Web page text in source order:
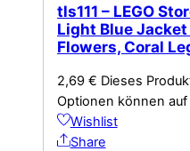
tls111 – LEGO
Light Blue
Flowers, Coral
2,69 € Dieses
Optionen können
Wishlist
Share